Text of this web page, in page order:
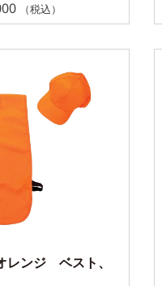
（税込）
レンジ ベスト、